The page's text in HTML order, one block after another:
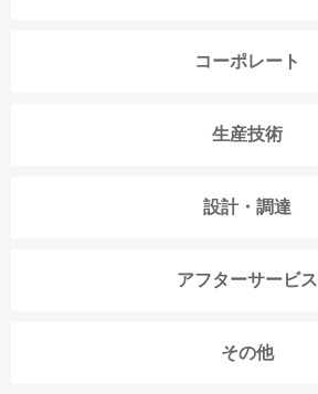
コーポレート
生産技術
設計・調達
アフターサービス
その他